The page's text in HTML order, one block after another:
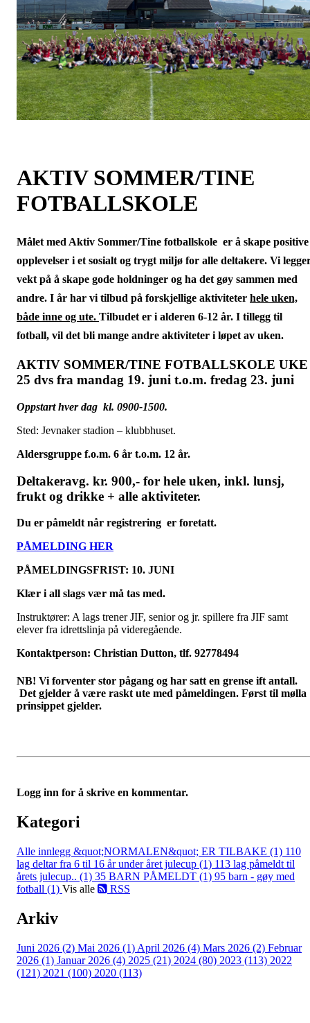
AKTIV SOMMER/TINE
FOTBALLSKOLE
Målet med Aktiv Sommer/Tine fotballskole er å skape positive
opplevelser i et sosialt og trygt miljø for alle deltakere. Vi
vekt på å skape gode holdninger og ha det gøy sammen med
andre. I år har vi tilbud på forskjellige aktiviteter hele uken,
både inne og ute. Tilbudet er i alderen 6-12 år. I tillegg til
fotball, vil det bli mange andre aktiviteter i løpet av uken.
AKTIV SOMMER/TINE FOTBALLSKOLE UKE
25 dvs fra mandag 19. juni t.o.m. fredag 23. juni
Oppstart hver dag kl. 0900-1500.
Sted: Jevnaker stadion – klubbhuset.
Aldersgruppe f.o.m. 6 år t.o.m. 12 år.
Deltakeravg. kr. 900,- for hele uken, inkl. lunsj,
frukt og drikke + alle aktiviteter.
Du er påmeldt når registrering er foretatt.
PÅMELDING HER
PÅMELDINGSFRIST: 10. JUNI
Klær i all slags vær må tas med.
Instruktører: A lags trener JIF, senior og jr. spillere fra JIF samt
elever fra idrettslinja på videregående.
Kontaktperson: Christian Dutton, tlf. 92778494
NB! Vi forventer stor pågang og har satt en grense ift antall.
Det gjelder å være raskt ute med påmeldingen. Først til mølla
prinsippet gjelder.
Logg inn for å skrive en kommentar.
Kategori
Alle innlegg &quot;NORMALEN&quot; ER TILBAKE (1) 110
lag deltar fra 6 til 16 år under året julecup (1) 113 lag påmeldt til
årets julecup.. (1) 35 BARN PÅMELDT (1) 95 barn - gøy med
fotball (1) Vis alle RSS
Arkiv
Juni 2026 (2) Mai 2026 (1) April 2026 (4) Mars 2026 (2) Februar
2026 (1) Januar 2026 (4) 2025 (21) 2024 (80) 2023 (113) 2022
(121) 2021 (100) 2020 (113)